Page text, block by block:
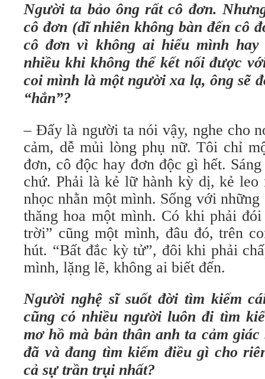
Người ta bảo ông rất cô đơn.
cô đơn (dĩ nhiên không bàn đến cô
cô đơn vì không ai hiểu mình
nhiều khi không thể kết nối được
coi mình là một người xa lạ, ông sẽ
“hắn”?
– Đấy là người ta nói vậy, nghe cho
cảm, dễ mủi lòng phụ nữ. Tôi chỉ
đơn, cô độc hay đơn độc gì hết.
chứ. Phải là kẻ lữ hành kỳ dị, kẻ
nhọc nhằn một mình. Sống với
thăng hoa một mình. Có khi phải
trời” cũng một mình, đâu đó, trên
hút. “Bất đắc kỳ tử”, đôi khi phải
mình, lặng lẽ, không ai biết đến.
Người nghệ sĩ suốt đời tìm kiếm
cũng có nhiều người luôn đi tìm
mơ hồ mà bản thân anh ta cảm
đã và đang tìm kiếm điều gì cho
cả sự trần trụi nhất?